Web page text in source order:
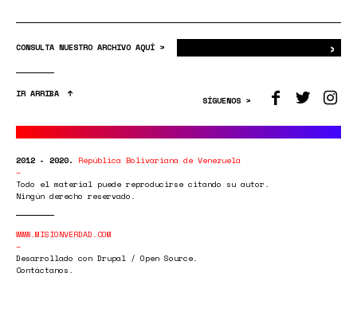
CONSULTA NUESTRO ARCHIVO AQUÍ > ›
IR ARRIBA
SÍGUENOS >
2012 - 2020. República Bolivariana de Venezuela
Todo el material puede reproducirse citando su autor.
Ningún derecho reservado.
WWW.MISIONVERDAD.COM
Desarrollado con Drupal / Open Source.
Contáctanos.